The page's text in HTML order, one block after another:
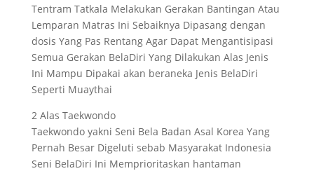
Tentram Tatkala Melakukan Gerakan Bantingan Atau
Lemparan Matras Ini Sebaiknya Dipasang dengan
dosis Yang Pas Rentang Agar Dapat Mengantisipasi
Semua Gerakan BelaDiri Yang Dilakukan Alas Jenis
Ini Mampu Dipakai akan beraneka Jenis BelaDiri
Seperti Muaythai
2 Alas Taekwondo
Taekwondo yakni Seni Bela Badan Asal Korea Yang
Pernah Besar Digeluti sebab Masyarakat Indonesia
Seni BelaDiri Ini Memprioritaskan hantaman